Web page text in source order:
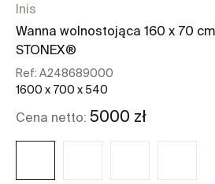
Inis
Wanna wolnostojąca 160 x 70
STONEX®
Ref: A248689000
1600 x 700 x 540
Cena netto: 5000 zł